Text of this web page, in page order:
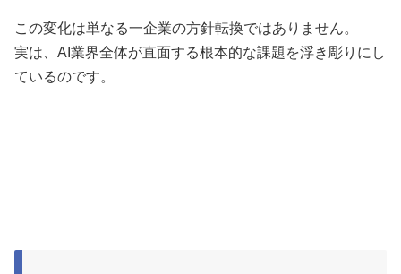
この変化は単なる一企業の方針転換ではありません。
実は、AI業界全体が直面する根本的な課題を浮き彫りにし
ているのです。